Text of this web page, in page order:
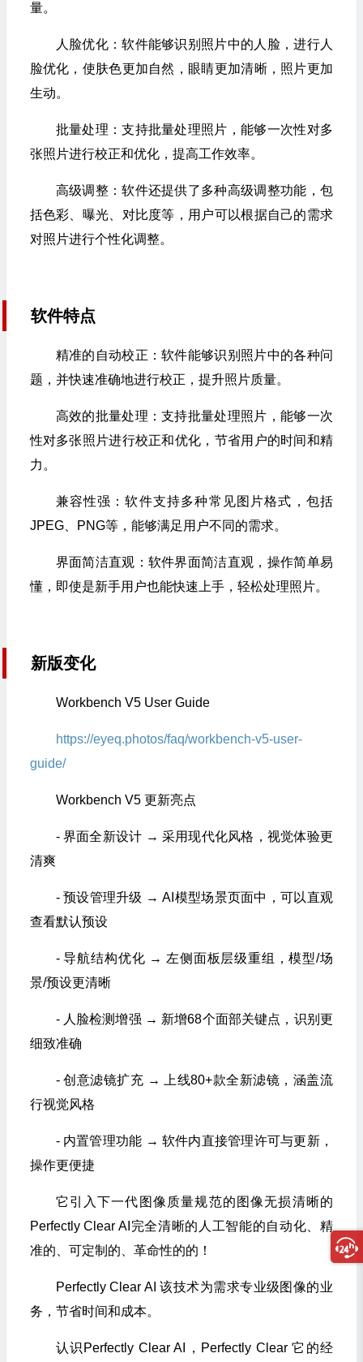
量。
人脸优化：软件能够识别照片中的人脸，进行人
脸优化，使肤色更加自然，眼睛更加清晰，照片更加
生动。
批量处理：支持批量处理照片，能够一次性对多
张照片进行校正和优化，提高工作效率。
高级调整：软件还提供了多种高级调整功能，包
括色彩、曝光、对比度等，用户可以根据自己的需求
对照片进行个性化调整。
软件特点
精准的自动校正：软件能够识别照片中的各种问
题，并快速准确地进行校正，提升照片质量。
高效的批量处理：支持批量处理照片，能够一次
性对多张照片进行校正和优化，节省用户的时间和精
力。
兼容性强：软件支持多种常见图片格式，包括
JPEG、PNG等，能够满足用户不同的需求。
界面简洁直观：软件界面简洁直观，操作简单易
懂，即使是新手用户也能快速上手，轻松处理照片。
新版变化
Workbench V5 User Guide
https://eyeq.photos/faq/workbench-v5-user-
guide/
Workbench V5 更新亮点
- 界面全新设计 → 采用现代化风格，视觉体验更
清爽
- 预设管理升级 → AI模型场景页面中，可以直观
查看默认预设
- 导航结构优化 → 左侧面板层级重组，模型/场
景/预设更清晰
- 人脸检测增强 → 新增68个面部关键点，识别更
细致准确
- 创意滤镜扩充 → 上线80+款全新滤镜，涵盖流
行视觉风格
- 内置管理功能 → 软件内直接管理许可与更新，
操作更便捷
它引入下一代图像质量规范的图像无损清晰的
Perfectly Clear AI 完全清晰的人工智能的自动化、精
准的、可定制的、革命性的的！
Perfectly Clear AI 该技术为需求专业级图像的业
务，节省时间和成本。
认识Perfectly Clear AI，Perfectly Clear 它的经